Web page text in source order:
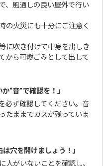
、風通しの良い屋外で行い
の火災にも十分にご注意く
に吹き付けて中身を出しき
から可燃ごみとして出して
“音”で確認を！」
必ず確認してください。音
たままでガスが残っていま
穴を開けましょう！」
人がいないことを確認し、